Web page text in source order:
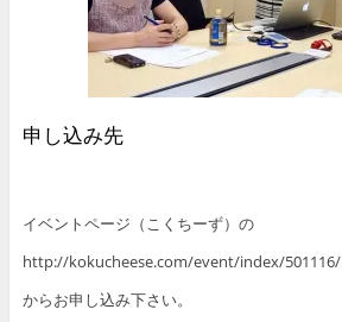
申し込み先
イベントページ（こくちーず）の
http://kokucheese.com/event/index/501116/
からお申し込み下さい。